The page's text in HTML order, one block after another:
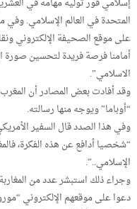
المتحدة في العالم الإسلامي.
على موقع الصحيفة الإلكتروني
أمامنا فرصة فريدة لتحسين صورة
الاسلامي”.
وقد أفادت بعض المصادر أن
“أوباما” ويوجه منها رسالته.
وفي هذا الصدد قال السفير
“شخصيا أدافع عن هذه الفكرة،
الإسلامي..”.
وجراء ذلك استبشر عدد من
دعوا على موقعهم الإلكتروني